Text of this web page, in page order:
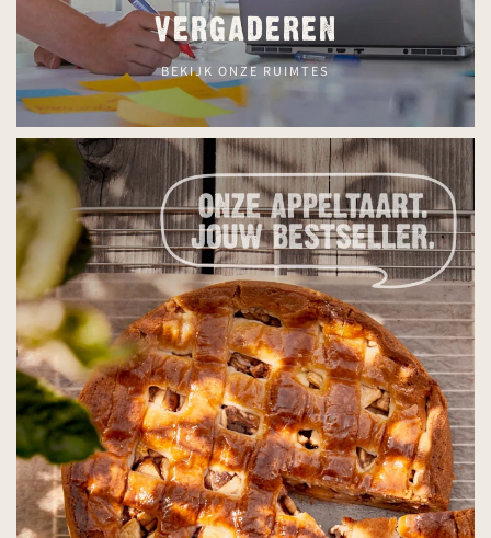
VERGADEREN
BEKIJK ONZE RUIMTES